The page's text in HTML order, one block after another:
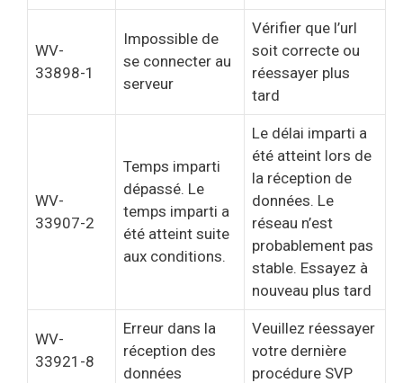
WV-
33898-1
Impossible de
se connecter au
serveur
Vérifier que l’url
soit correcte ou
réessayer plus
tard
WV-
33907-2
Temps imparti
dépassé. Le
temps imparti a
été atteint suite
aux conditions.
Le délai imparti a
été atteint lors de
la réception de
données. Le
réseau n’est
probablement pas
stable. Essayez à
nouveau plus tard
WV-
33921-8
Erreur dans la
réception des
données
Veuillez réessayer
votre dernière
procédure SVP